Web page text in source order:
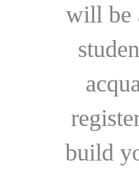
will be
build